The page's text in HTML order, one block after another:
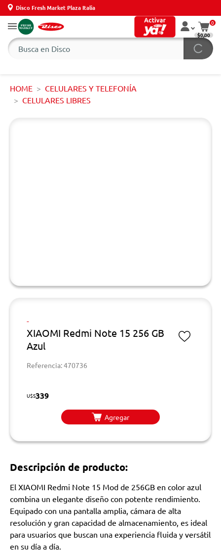
Disco Fresh Market Plaza Italia
0
$0,00
HOME
CELULARES Y TELEFONÍA
CELULARES LIBRES
-
XIAOMI Redmi Note 15 256 GB
Azul
Referencia: 470736
U$S339
Agregar
Descripción de producto:
El XIAOMI Redmi Note 15 Mod de 256GB en color azul
combina un elegante diseño con potente rendimiento.
Equipado con una pantalla amplia, cámara de alta
resolución y gran capacidad de almacenamiento, es ideal
para usuarios que buscan una experiencia fluida y versátil
en su día a día.